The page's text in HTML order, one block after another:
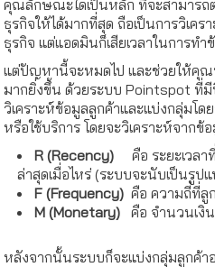
คุณลักษณะใดเป็นหลัก ที่จะสามารถ
ธุรกิจให้ได้มากที่สุด ถือเป็นการวิเค
ธุรกิจ แต่แอดมินก็เสียเวลาในการท
แต่ปัญหานี้จะหมดไป และช่วยให้คุณ
มากยิ่งขึ้น ด้วยระบบ Pointspot ที่มี
วิเคราะห์ข้อมูลลูกค้าและแบ่งกลุ่มโ
หรือใช้บริการ โดยจะวิเคราะห์จาก
R (Recency) คือ ระยะเวลา
ล่าสุดเมื่อไหร่ (ระบบจะนับเป็นรูป
F (Frequency) คือ ความถี่ที่ลู
M (Monetary) คือ จำนวนเงิ
หลังจากนั้นระบบก็จะแบ่งกลุ่มลูกค้า